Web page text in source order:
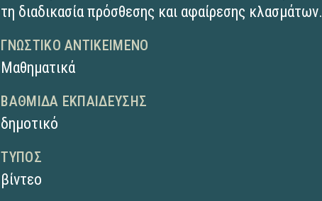
τη διαδικασία πρόσθεσης και αφαίρεσης κλασμάτων.
ΓΝΩΣΤΙΚΌ ΑΝΤΙΚΕΊΜΕΝΟ
Μαθηματικά
ΒΑΘΜΊΔΑ ΕΚΠΑΊΔΕΥΣΗΣ
δημοτικό
ΤΎΠΟΣ
βίντεο